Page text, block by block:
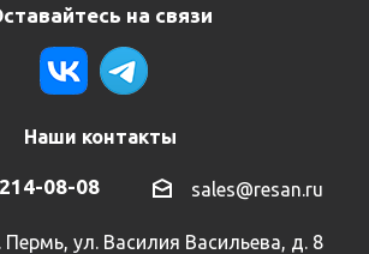
на связи
Наши контакты
08-08 sales@resan.ru
Пермь, ул. Василия Васильева, д. 8